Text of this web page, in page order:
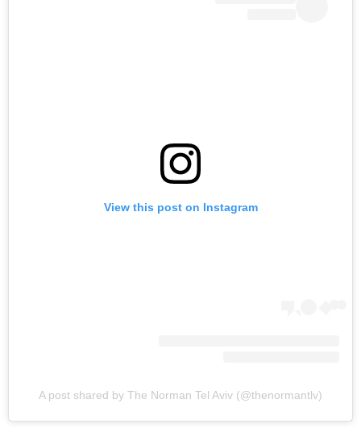
View this post on Instagram
A post shared by The Norman Tel Aviv (@thenormantlv)